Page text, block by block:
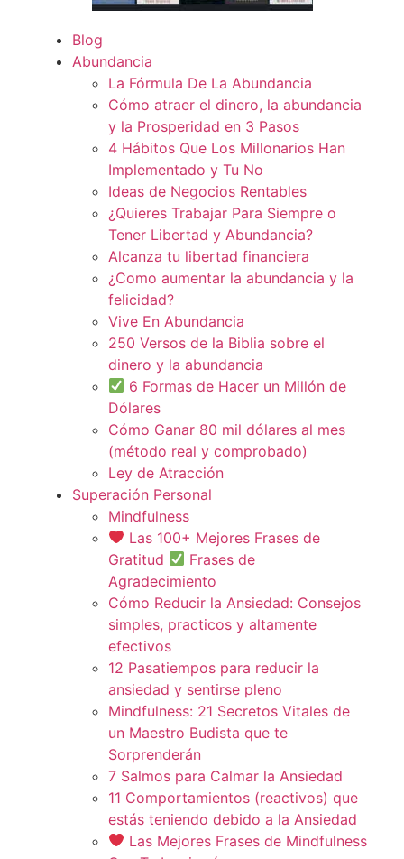
Blog
Abundancia
La Fórmula De La Abundancia
Cómo atraer el dinero, la abundancia
y la Prosperidad en 3 Pasos
4 Hábitos Que Los Millonarios Han
Implementado y Tu No
Ideas de Negocios Rentables
¿Quieres Trabajar Para Siempre o
Tener Libertad y Abundancia?
Alcanza tu libertad financiera
¿Como aumentar la abundancia y la
felicidad?
Vive En Abundancia
250 Versos de la Biblia sobre el
dinero y la abundancia
6 Formas de Hacer un Millón de
Dólares
Cómo Ganar 80 mil dólares al mes
(método real y comprobado)
Ley de Atracción
Superación Personal
Mindfulness
Las 100+ Mejores Frases de
Gratitud
Frases de
Agradecimiento
Cómo Reducir la Ansiedad: Consejos
simples, practicos y altamente
efectivos
12 Pasatiempos para reducir la
ansiedad y sentirse pleno
Mindfulness: 21 Secretos Vitales de
un Maestro Budista que te
Sorprenderán
7 Salmos para Calmar la Ansiedad
11 Comportamientos (reactivos) que
estás teniendo debido a la Ansiedad
Las Mejores Frases de Mindfulness